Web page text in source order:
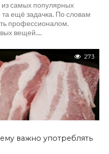
самых популярных
ещё задачка. По словам
профессионалом.
вещей....
273
важно употреблять